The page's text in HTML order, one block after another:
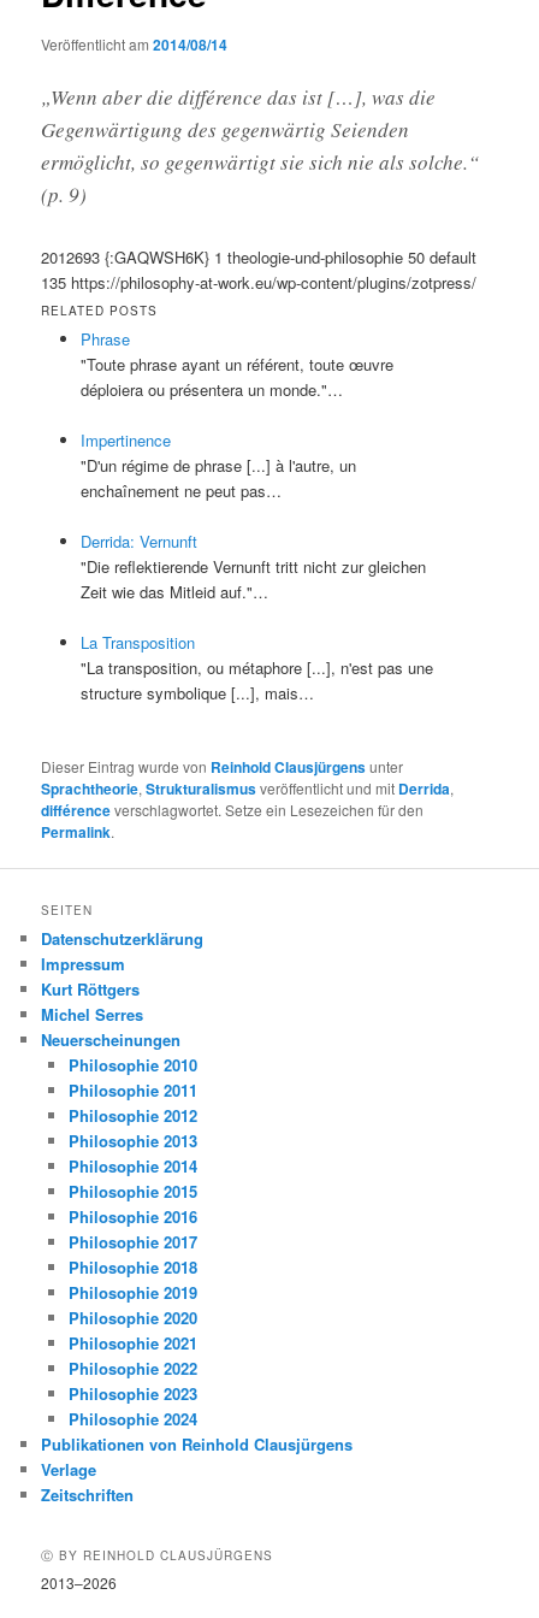
Veröffentlicht am2014/08/14
„Wenn aber die différence das ist […], was die
Gegenwärtigung des gegenwärtig Seienden
ermöglicht, so gegenwärtigt sie sich nie als solche.“
(p. 9)
2012693 {:GAQWSH6K} 1 theologie-und-philosophie 50 default
135 https://philosophy-at-work.eu/wp-content/plugins/zotpress/
RELATED POSTS
Phrase
"Toute phrase ayant un référent, toute œuvre
déploiera ou présentera un monde."…
Impertinence
"D'un régime de phrase [...] à l'autre, un
enchaînement ne peut pas…
Derrida: Vernunft
"Die reflektierende Vernunft tritt nicht zur gleichen
Zeit wie das Mitleid auf."…
La Transposition
"La transposition, ou métaphore [...], n'est pas une
structure symbolique [...], mais…
Dieser Eintrag wurde von Reinhold Clausjürgensunter
Sprachtheorie,Strukturalismusveröffentlicht und mit Derrida,
différenceverschlagwortet. Setze ein Lesezeichen für den
Permalink.
SEITEN
Datenschutzerklärung
Impressum
Kurt Röttgers
Michel Serres
Neuerscheinungen
Philosophie 2010
Philosophie 2011
Philosophie 2012
Philosophie 2013
Philosophie 2014
Philosophie 2015
Philosophie 2016
Philosophie 2017
Philosophie 2018
Philosophie 2019
Philosophie 2020
Philosophie 2021
Philosophie 2022
Philosophie 2023
Philosophie 2024
Publikationen von Reinhold Clausjürgens
Verlage
Zeitschriften
Ⓒ BY REINHOLD CLAUSJÜRGENS
2013–2026